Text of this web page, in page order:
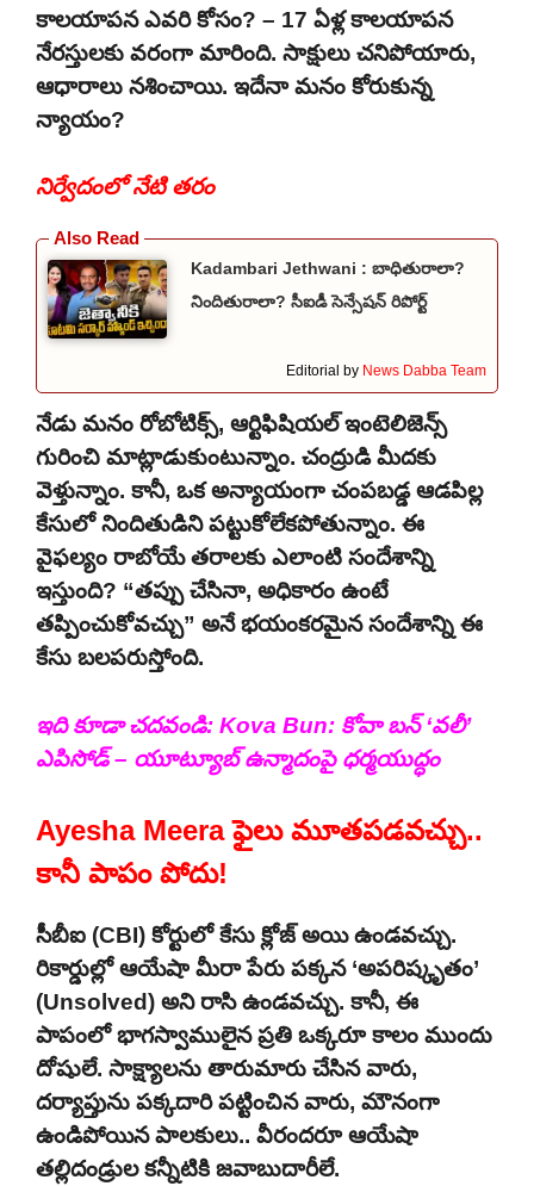
కాలయాపన ఎవరి కోసం? – 17 ఏళ్ల కాలయాపన
నేరస్తులకు వరంగా మారింది. సాక్షులు చనిపోయారు,
ఆధారాలు నశించాయి. ఇదేనా మనం కోరుకున్న
న్యాయం?
నిర్వేదంలో నేటి తరం
Kadambari Jethwani : బాధితురాలా?
నిందితురాలా? సీఐడీ సెన్సేషన్ రిపోర్ట్
Editorial by News Dabba Team
నేడు మనం రోబోటిక్స్, ఆర్టిఫిషియల్ ఇంటెలిజెన్స్
గురించి మాట్లాడుకుంటున్నాం. చంద్రుడి మీదకు
వెళ్తున్నాం. కానీ, ఒక అన్యాయంగా చంపబడ్డ ఆడపిల్ల
కేసులో నిందితుడిని పట్టుకోలేకపోతున్నాం. ఈ
వైఫల్యం రాబోయే తరాలకు ఎలాంటి సందేశాన్ని
ఇస్తుంది? “తప్పు చేసినా, అధికారం ఉంటే
తప్పించుకోవచ్చు” అనే భయంకరమైన సందేశాన్ని ఈ
కేసు బలపరుస్తోంది.
ఇది కూడా చదవండి: Kova Bun: కోవా బన్ ‘వలీ’
ఎపిసోడ్ – యూట్యూబ్ ఉన్మాదంపై ధర్మయుద్ధం
Ayesha Meera ఫైలు మూతపడవచ్చు..
కానీ పాపం పోదు!
సీబీఐ (CBI) కోర్టులో కేసు క్లోజ్ అయి ఉండవచ్చు.
రికార్డుల్లో ఆయేషా మీరా పేరు పక్కన ‘అపరిష్కృతం’
(Unsolved) అని రాసి ఉండవచ్చు. కానీ, ఈ
పాపంలో భాగస్వాములైన ప్రతి ఒక్కరూ కాలం ముందు
దోషులే. సాక్ష్యాలను తారుమారు చేసిన వారు,
దర్యాప్తును పక్కదారి పట్టించిన వారు, మౌనంగా
ఉండిపోయిన పాలకులు.. వీరందరూ ఆయేషా
తల్లిదండ్రుల కన్నీటికి జవాబుదారీలే.